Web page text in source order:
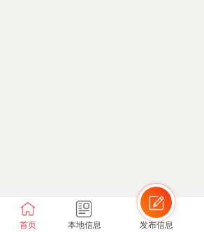
首页 本地信息 发布信息